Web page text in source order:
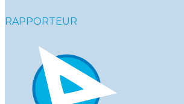
RAPPORTEUR